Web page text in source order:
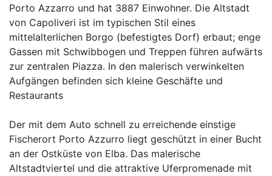
Porto Azzarro und hat 3887 Einwohner. Die Altstadt
von Capoliveri ist im typischen Stil eines
mittelalterlichen Borgo (befestigtes Dorf) erbaut; enge
Gassen mit Schwibbogen und Treppen führen aufwärts
zur zentralen Piazza. In den malerisch verwinkelten
Aufgängen befinden sich kleine Geschäfte und
Restaurants
Der mit dem Auto schnell zu erreichende einstige
Fischerort Porto Azzurro liegt geschützt in einer Bucht
an der Ostküste von Elba. Das malerische
Altstadtviertel und die attraktive Uferpromenade mit